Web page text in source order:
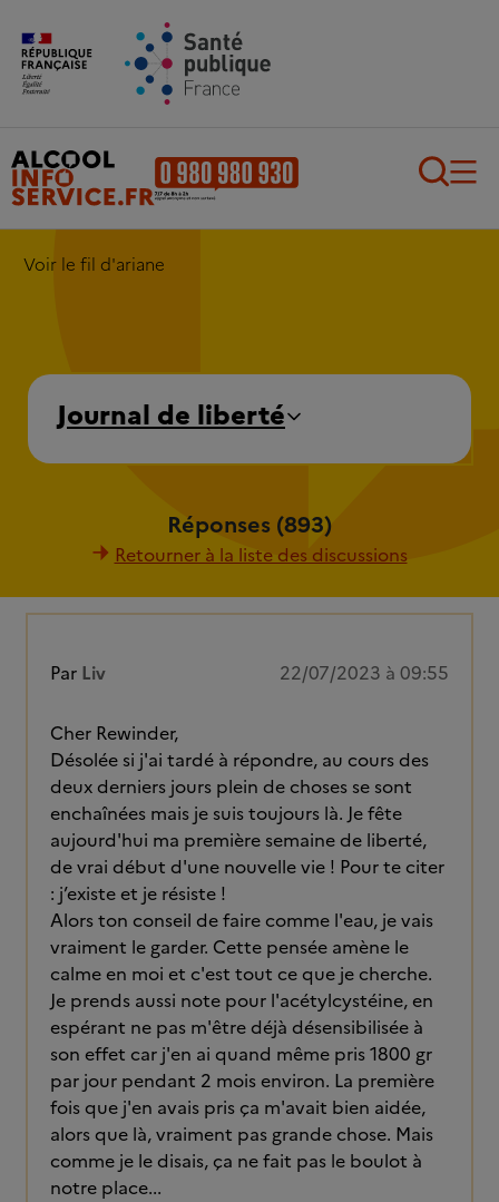
Aller au contenu principal
Voir le fil d'ariane
Journal de liberté
Réponses (893)
Retourner à la liste des discussions
Par Liv 22/07/2023 à 09:55
Cher Rewinder,
Désolée si j'ai tardé à répondre, au cours des
deux derniers jours plein de choses se sont
enchaînées mais je suis toujours là. Je fête
aujourd'hui ma première semaine de liberté,
de vrai début d'une nouvelle vie ! Pour te citer
: j’existe et je résiste !
Alors ton conseil de faire comme l'eau, je vais
vraiment le garder. Cette pensée amène le
calme en moi et c'est tout ce que je cherche.
Je prends aussi note pour l'acétylcystéine, en
espérant ne pas m'être déjà désensibilisée à
son effet car j'en ai quand même pris 1800 gr
par jour pendant 2 mois environ. La première
fois que j'en avais pris ça m'avait bien aidée,
alors que là, vraiment pas grande chose. Mais
comme je le disais, ça ne fait pas le boulot à
notre place...